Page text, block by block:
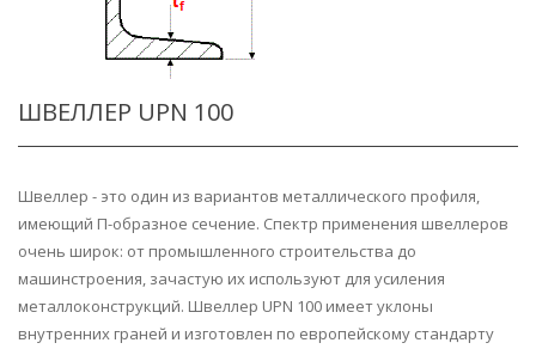
ШВЕЛЛЕР UPN 100
Швеллер - это один из вариантов металлического профиля,
имеющий П-образное сечение. Спектр применения швеллеров
очень широк: от промышленного строительства до
машинстроения, зачастую их используют для усиления
металлоконструкций. Швеллер UPN 100 имеет уклоны
внутренних граней и изготовлен по европейскому стандарту